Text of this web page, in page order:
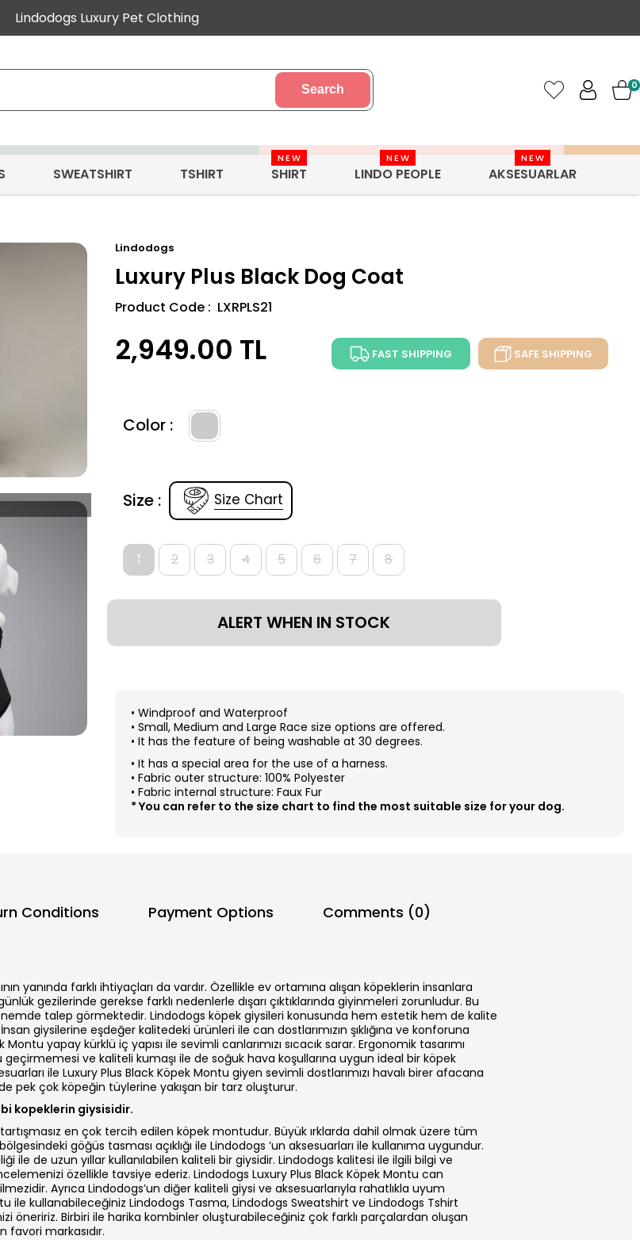
Lindodogs Luxury Pet Clothing
Search 0
SWEATSHIRT TSHIRT
NEW
SHIRT
NEW
LINDO PEOPLE
NEW
AKSESUARLAR
Lindodogs
Luxury Plus Black Dog Coat
Product Code : LXRPLS21
2,949.00 TL FAST SHIPPING SAFE SHIPPING
Color :
Size : Size Chart
1 2 3 4 5 6 7 8
ALERT WHEN IN STOCK
• Windproof and Waterproof
• Small, Medium and Large Race size options are offered.
• It has the feature of being washable at 30 degrees.
• It has a special area for the use of a harness.
• Fabric outer structure: 100% Polyester
• Fabric internal structure: Faux Fur
* You can refer to the size chart to find the most suitable size for your dog.
Conditions Payment Options Comments (0)
yanında farklı ihtiyaçları da vardır. Özellikle ev ortamına alışan köpeklerin insanlara
gezilerinde gerekse farklı nedenlerle dışarı çıktıklarında giyinmeleri zorunludur. Bu
talep görmektedir. Lindodogs köpek giysileri konusunda hem estetik hem de kalite
giysilerine eşdeğer kalitedeki ürünleri ile can dostlarımızın şıklığına ve konforuna
yapay kürklü iç yapısı ile sevimli canlarımızı sıcacık sarar. Ergonomik tasarımı
ve kaliteli kumaşı ile de soğuk hava koşullarına uygun ideal bir köpek
ile Luxury Plus Black Köpek Montu giyen sevimli dostlarımızı havalı birer afacana
pek çok köpeğin tüylerine yakışan bir tarz oluşturur.
kopeklerin giysisidir.
en çok tercih edilen köpek montudur. Büyük ırklarda dahil olmak üzere tüm
göğüs tasması açıklığı ile Lindodogs ’un aksesuarları ile kullanıma uygundur.
ile de uzun yıllar kullanılabilen kaliteli bir giysidir. Lindodogs kalitesi ile ilgili bilgi ve
özellikle tavsiye ederiz. Lindodogs Luxury Plus Black Köpek Montu can
Ayrıca Lindodogs’un diğer kaliteli giysi ve aksesuarlarıyla rahatlıkla uyum
ile kullanabileceğiniz Lindodogs Tasma, Lindodogs Sweatshirt ve Lindodogs Tshirt
Birbiri ile harika kombinler oluşturabileceğiniz çok farklı parçalardan oluşan
favori markasıdır.